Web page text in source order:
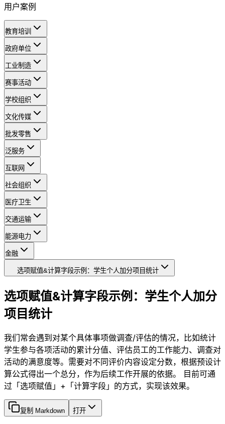
用户案例
教育培训
政府单位
工业制造
赛事活动
学校组织
文化传媒
批发零售
泛服务
互联网
社会组织
医疗卫生
交通运输
能源电力
金融
选项赋值&计算字段示例：学生个人加分项目统计
选项赋值&计算字段示例：学生个人加分
项目统计
我们常会遇到对某个具体事项做调查/评估的情况，比如统计
学生参与各项活动的累计分值、评估员工的工作能力、调查对
活动的满意度等。需要对不同评价内容设定分数，根据预设计
算公式得出一个总分，作为后续工作开展的依据。 目前可通
过「选项赋值」+「计算字段」的方式，实现该效果。
复制 Markdown 打开